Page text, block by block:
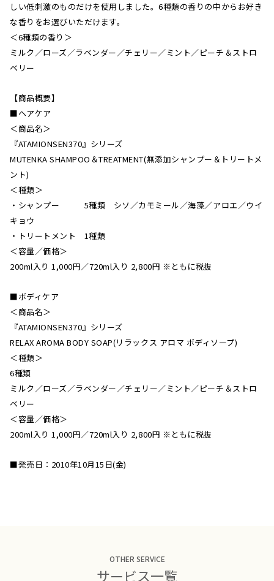
しい低刺激のものだけを使用しました。6種類の香りの中からお好き
な香りをお選びいただけます。
＜6種類の香り＞
ミルク／ローズ／ラベンダー／チェリー／ミント／ピーチ＆ストロ
ベリー
【商品概要】
■ヘアケア
＜商品名＞
『ATAMIONSEN370』シリーズ
MUTENKA SHAMPOO＆TREATMENT(無添加シャンプー＆トリートメ
ント)
＜種類＞
・シャンプー 5種類 シソ／カモミール／海藻／アロエ／ウイ
キョウ
・トリートメント 1種類
＜容量／価格＞
200ml入り 1,000円／720ml入り 2,800円 ※ともに税抜
■ボディケア
＜商品名＞
『ATAMIONSEN370』シリーズ
RELAX AROMA BODY SOAP(リラックス アロマ ボディソープ)
＜種類＞
6種類
ミルク／ローズ／ラベンダー／チェリー／ミント／ピーチ＆ストロ
ベリー
＜容量／価格＞
200ml入り 1,000円／720ml入り 2,800円 ※ともに税抜
■発売日：2010年10月15日(金)
OTHER SERVICE
サービス一覧